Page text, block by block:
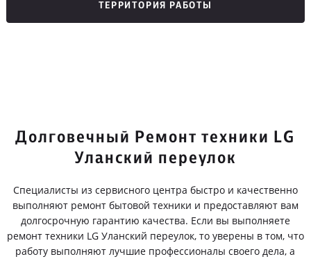
ТЕРРИТОРИЯ РАБОТЫ
Долговечный Ремонт техники LG
Уланский переулок
Специалисты из сервисного центра быстро и качественно
выполняют ремонт бытовой техники и предоставляют вам
долгосрочную гарантию качества. Если вы выполняете
ремонт техники LG Уланский переулок, то уверены в том, что
работу выполняют лучшие профессионалы своего дела, а